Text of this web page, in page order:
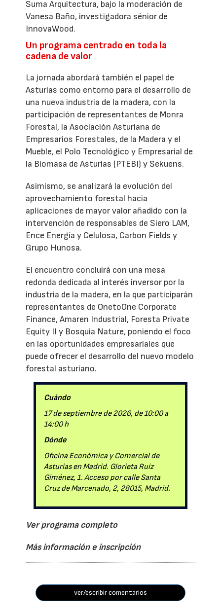
Suma Arquitectura, bajo la moderación de
Vanesa Baño, investigadora sénior de
InnovaWood.
Un programa centrado en toda la
cadena de valor
La jornada abordará también el papel de
Asturias como entorno para el desarrollo de
una nueva industria de la madera, con la
participación de representantes de Monra
Forestal, la Asociación Asturiana de
Empresarios Forestales, de la Madera y el
Mueble, el Polo Tecnológico y Empresarial de
la Biomasa de Asturias (PTEBI) y Sekuens.
Asimismo, se analizará la evolución del
aprovechamiento forestal hacia
aplicaciones de mayor valor añadido con la
intervención de responsables de Siero LAM,
Ence Energía y Celulosa, Carbon Fields y
Grupo Hunosa.
El encuentro concluirá con una mesa
redonda dedicada al interés inversor por la
industria de la madera, en la que participarán
representantes de OnetoOne Corporate
Finance, Amaren Industrial, Foresta Private
Equity II y Bosquia Nature, poniendo el foco
en las oportunidades empresariales que
puede ofrecer el desarrollo del nuevo modelo
forestal asturiano.
Cuándo
17 de septiembre de 2026, de 10:00 a
14:00 h
Dónde
Oficina Económica y Comercial de
Asturias en Madrid. Glorieta Ruiz
Giménez, 1. Acceso por calle Santa
Cruz de Marcenado, 2, 28015, Madrid.
Ver programa completo
Más información e inscripción
ver/escribir comentarios